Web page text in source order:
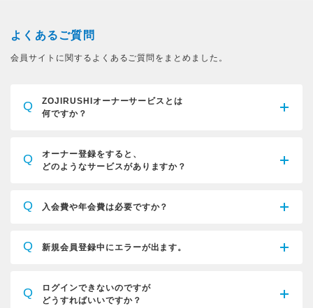
よくあるご質問
会員サイトに関するよくあるご質問をまとめました。
Q
ZOJIRUSHIオーナーサービスとは
何ですか？
Q
オーナー登録をすると、
どのようなサービスがありますか？
Q 入会費や年会費は必要ですか？
Q 新規会員登録中にエラーが出ます。
Q
ログインできないのですが
どうすればいいですか？